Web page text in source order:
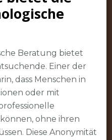
Beratung bietet
Einer der
dass Menschen in
oder mit
ohne ihren
Diese Anonymität